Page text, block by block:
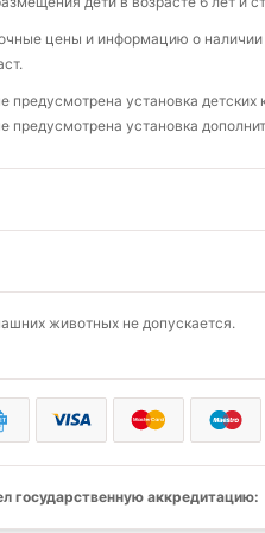
цены и информацию о
предусмотрена установка детских
предусмотрена установка
животных не допускается.
государственную аккредитацию: